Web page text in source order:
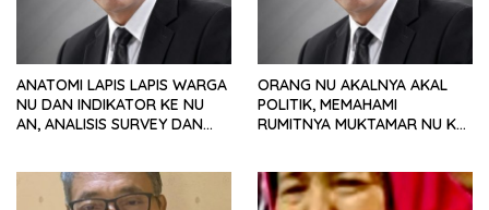
ANATOMI LAPIS LAPIS WARGA
NU DAN INDIKATOR KE NU
AN, ANALISIS SURVEY DAN
ORANG NU AKALNYA AKAL
POLITIK, MEMAHAMI
RUMITNYA MUKTAMAR NU KE